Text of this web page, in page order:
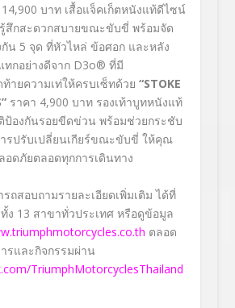
บาท เสื้อแจ็คเก็ตหนังแท้ดีไซน์
สึกสะดวกสบายขณะขับขี่ พร้อมจัด
น 5 จุด ที่หัวไหล่ ข้อศอก และหลัง
ทกอย่างดีจาก D3o® ที่มี
ายความเท่ให้ครบเซ็ทด้วย “STOKE
ราคา 4,900 บาท รองเท้าบูทหนังแท้
องกันรอยขีดข่วน พร้อมช่วยกระชับ
ารปรับเปลี่ยนเกียร์ขณะขับขี่ ให้คุณ
ดภัยตลอดทุกการเดินทาง
ถสอบถามรายละเอียดเพิ่มเติม ได้ที่
ง 13 สาขาทั่วประเทศ หรือดูข้อมูล
ตลอด
รและกิจกรรมผ่าน
TriumphMotorcyclesThailand